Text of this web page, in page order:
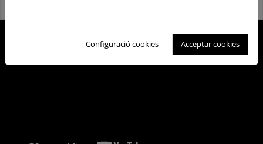
Configuració cookies Acceptar cookies